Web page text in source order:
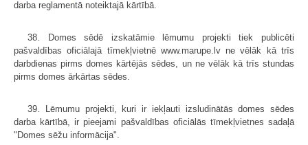
darba reglamentā noteiktajā kārtībā.
38. Domes sēdē izskatāmie lēmumu projekti tiek publicēti
pašvaldības oficiālajā tīmekļvietnē www.marupe.lv ne vēlāk kā trīs
darbdienas pirms domes kārtējās sēdes, un ne vēlāk kā trīs stundas
pirms domes ārkārtas sēdes.
39. Lēmumu projekti, kuri ir iekļauti izsludinātās domes sēdes
darba kārtībā, ir pieejami pašvaldības oficiālās tīmekļvietnes sadaļā
"Domes sēžu informācija".